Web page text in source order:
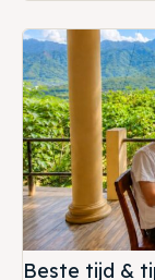
Beste tijd &